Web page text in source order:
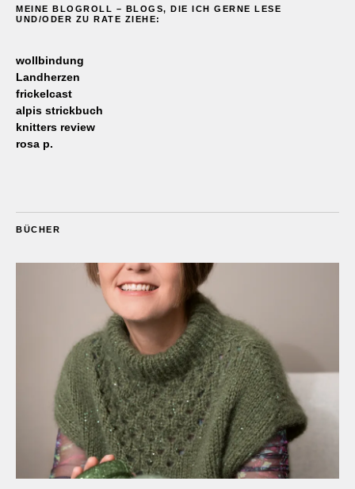
MEINE BLOGROLL – BLOGS, DIE ICH GERNE LESE
UND/ODER ZU RATE ZIEHE:
wollbindung
Landherzen
frickelcast
alpis strickbuch
knitters review
rosa p.
BÜCHER